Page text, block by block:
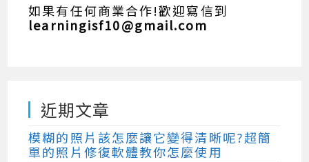
如果有任何商業合作!歡迎寫信到
learningisf10@gmail.com
近期文章
模糊的照片該怎麼讓它變得清晰呢?超簡
單的照片修復軟體教你怎麼使用